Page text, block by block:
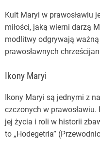
Kult Maryi w prawosławiu
miłości, jaką wierni darzą
modlitwy odgrywają
prawosławnych
Ikony Maryi
Ikony Maryi są jednymi z
czczonych w
jej życia i roli w historii
to „Hodegetria”